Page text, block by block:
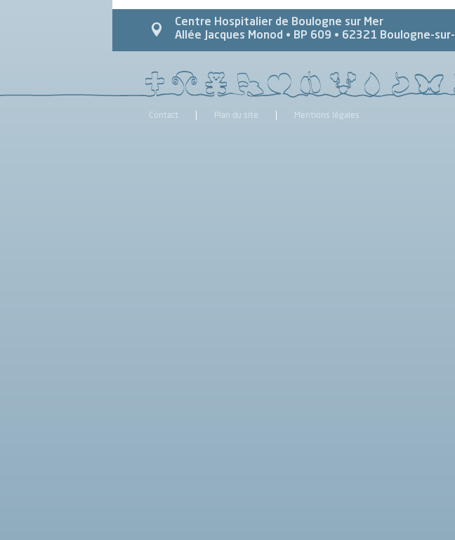
Centre Hospitalier de Boulogne sur Mer
Allée Jacques Monod • BP 609 • 62321 Boulogne-
Contact Plan du site Mentions légales